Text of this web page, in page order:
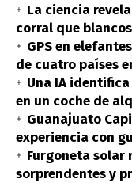
La ciencia
corral que blancos
GPS en
de cuatro países
Una IA
en un coche de
Guanajuato
experiencia con
Furgoneta solar
sorprendentes y